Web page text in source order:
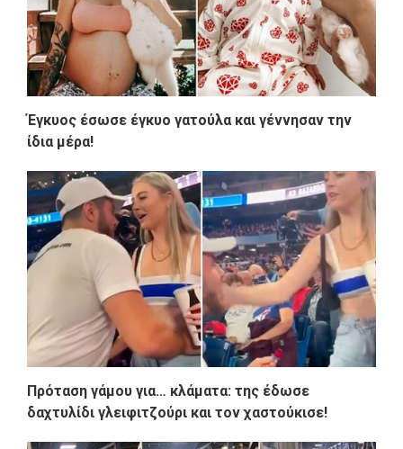
Έγκυος έσωσε έγκυο γατούλα και γέννησαν την
ίδια μέρα!
Πρόταση γάμου για… κλάματα: της έδωσε
δαχτυλίδι γλειφιτζούρι και τον χαστούκισε!